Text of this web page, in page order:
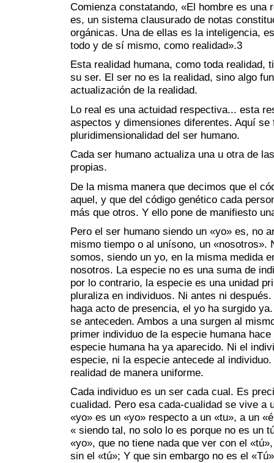
Comienza constatando, «El hombre es una
es, un sistema clausurado de notas
orgánicas. Una de ellas es la inteligencia,
todo y de sí mismo, como realidad».3
Esta realidad humana, como toda realidad,
su ser. El ser no es la realidad, sino algo
actualización de la realidad.
Lo real es una actuidad respectiva... esta
aspectos y dimensiones diferentes. Aquí se
pluridimensionalidad del ser humano.
Cada ser humano actualiza una u otra de
propias.
De la misma manera que decimos que el
aquel, y que del código genético cada
más que otros. Y ello pone de manifiesto
Pero el ser humano siendo un «yo» es, no
mismo tiempo o al unísono, un «nosotros».
somos, siendo un yo, en la misma medida
nosotros. La especie no es una suma de
por lo contrario, la especie es una unidad
pluraliza en individuos. Ni antes ni
haga acto de presencia, el yo ha surgido
se anteceden. Ambos a una surgen al
primer individuo de la especie humana
especie humana ha ya aparecido. Ni el
especie, ni la especie antecede al
realidad de manera uniforme.
Cada individuo es un ser cada cual. Es
cualidad. Pero esa cada-cualidad se vive a
«yo» es un «yo» respecto a un «tu», a un
« siendo tal, no solo lo es porque no es un
«yo», que no tiene nada que ver con el
sin el «tú»; Y que sin embargo no es el